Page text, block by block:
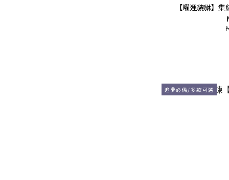
【曜運貔貅】
追夢必備/多款可選